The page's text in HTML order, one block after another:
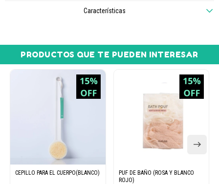
Características
PRODUCTOS QUE TE PUEDEN INTERESAR
CEPILLO PARA EL CUERPO(BLANCO)
PUF DE BAÑO (ROSA Y BLANCO
ROJO)